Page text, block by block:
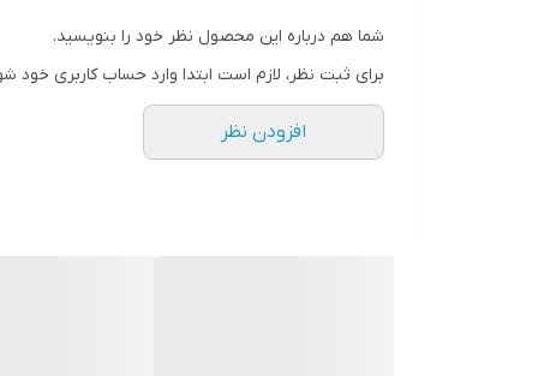
شما هم درباره این محصول نظر خود را بنویسید.
برای ثبت نظر، لازم است ابتدا وارد حساب کاربری خود
افزودن نظر